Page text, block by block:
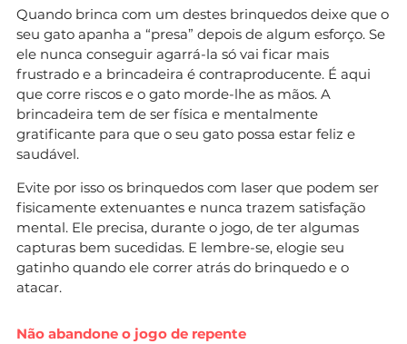
Quando brinca com um destes brinquedos deixe que o
seu gato apanha a “presa” depois de algum esforço. Se
ele nunca conseguir agarrá-la só vai ficar mais
frustrado e a brincadeira é contraproducente. É aqui
que corre riscos e o gato morde-lhe as mãos. A
brincadeira tem de ser física e mentalmente
gratificante para que o seu gato possa estar feliz e
saudável.
Evite por isso os brinquedos com laser que podem ser
fisicamente extenuantes e nunca trazem satisfação
mental. Ele precisa, durante o jogo, de ter algumas
capturas bem sucedidas. E lembre-se, elogie seu
gatinho quando ele correr atrás do brinquedo e o
atacar.
Não abandone o jogo de repente